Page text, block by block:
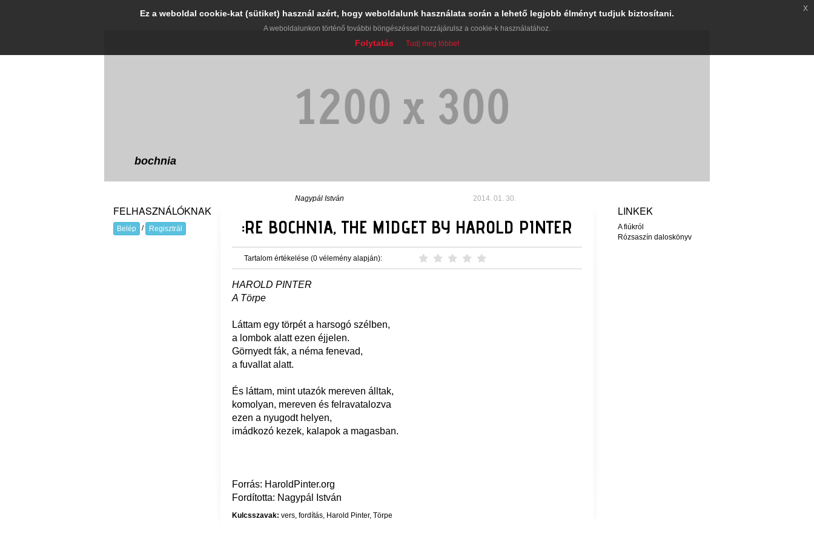
bochnia
Nagypál István 2014. 01. 30.
:RE BOCHNIA, THE MIDGET BY HAROLD PINTER
Tartalom értékelése (0 vélemény alapján):
HAROLD PINTER
A Törpe
Láttam egy törpét a harsogó szélben,
a lombok alatt ezen éjjelen.
Görnyedt fák, a néma fenevad,
a fuvallat alatt.
És láttam, mint utazók mereven álltak,
komolyan, mereven és felravatalozva
ezen a nyugodt helyen,
imádkozó kezek, kalapok a magasban.
Forrás: HaroldPinter.org
Fordította: Nagypál István
Kulcsszavak: vers, fordítás, Harold Pinter, Törpe
FELHASZNÁLÓKNAK
Belép / Regisztrál
LINKEK
A fiúkról
Rózsaszín daloskönyv
Ez a weboldal cookie-kat (sütiket) használ azért, hogy weboldalunk használata során a lehető legjobb élményt tudjuk biztosítani.
A weboldalunkon történő további böngészéssel hozzájárulsz a cookie-k használatához.
Folytatás Tudj meg többet
x